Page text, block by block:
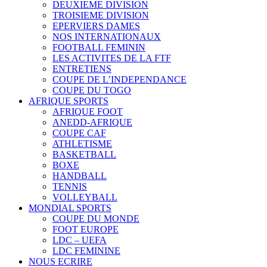
DEUXIEME DIVISION
TROISIEME DIVISION
EPERVIERS DAMES
NOS INTERNATIONAUX
FOOTBALL FEMININ
LES ACTIVITES DE LA FTF
ENTRETIENS
COUPE DE L’INDEPENDANCE
COUPE DU TOGO
AFRIQUE SPORTS
AFRIQUE FOOT
ANEDD-AFRIQUE
COUPE CAF
ATHLETISME
BASKETBALL
BOXE
HANDBALL
TENNIS
VOLLEYBALL
MONDIAL SPORTS
COUPE DU MONDE
FOOT EUROPE
LDC – UEFA
LDC FEMININE
NOUS ECRIRE